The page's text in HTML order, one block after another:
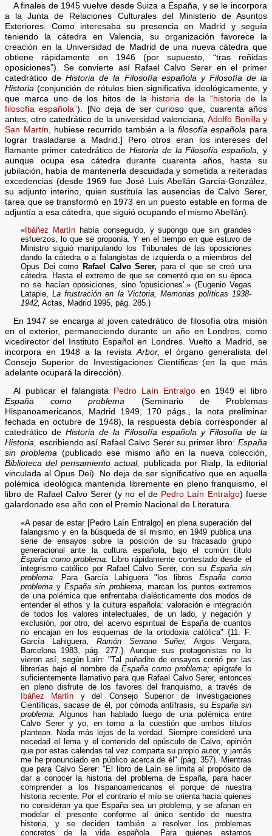
A finales de 1945 vuelve desde Suiza a España, y se le incorpora
a la Junta de Relaciones Culturales del Ministerio de Asuntos
Exteriores. Como interesaba su presencia en Madrid y seguía
teniendo la cátedra en Valencia, su organización favorece la
creación en la Universidad de Madrid de una nueva cátedra que
obtiene rápidamente en 1946 (por supuesto, “tras reñidas
oposiciones”). Se convierte así Rafael Calvo Serer en el primer
catedrático deHistoria de la Filosofía española y Filosofía de la
Historia (conjunción de rótulos bien significativa ideológicamente, y
que marca uno de los hitos de la historia de la “historia de la
filosofía española”). [No deja de ser curioso que, cuarenta años
antes, otro catedrático de la universidad valenciana,Adolfo Bonilla y
San Martín,
hubiese recurrido también a lafilosofía española para
lograr trasladarse a Madrid.] Pero otros eran los intereses del
flamante primer catedrático deHistoria de la Filosofía española,
y
aunque ocupa esa cátedra durante cuarenta años, hasta su
jubilación, había de mantenerla descuidada y sometida a reiteradas
excedencias (desde 1969 fue José Luis Abellán García-González,
su adjunto interino, quien sustituía las ausencias de Calvo Serer,
tarea que se transformó en 1973 en un puesto estable en forma de
adjuntía a esa cátedra, que siguió ocupando el mismo Abellán).
«Ibáñez Martínhabía conseguido, y supongo que sin grandes
esfuerzos, lo que se proponía. Y en el tiempo en que estuvo de
Ministro siguió manipulando los Tribunales de las oposiciones
dando la cátedra o a falangistas de izquierda o a miembros del
Opus Dei como Rafael Calvo Serer, para el que se creó una
cátedra. Hasta el extremo de que se comentó que en su época
no se hacían oposiciones, sino 'opusiciones'.» (Eugenio Vegas
Latapie,La frustración en la Victoria, Memorias políticas 1938-
1942, Actas, Madrid 1995, pág. 285.)
En 1947 se encarga al joven catedrático de filosofía otra misión
en el exterior, permaneciendo durante un año en Londres, como
vicedirector del Instituto Español en Londres. Vuelto a Madrid, se
incorpora en 1948 a la revista Arbor,
el órgano generalista del
Consejo Superior de Investigaciones Científicas (en la que más
adelante ocupará la dirección).
Al publicar el falangista Pedro Laín Entralgo en 1949 el libro
España como problema (Seminario de Problemas
Hispanoamericanos, Madrid 1949, 170 págs., la nota preliminar
fechada en octubre de 1948), la respuesta debía corresponder al
catedrático deHistoria de la Filosofía española y Filosofía de la
Historia, escribiendo así Rafael Calvo Serer su primer libro: España
sin problema(publicado ese mismo año en la nueva colección,
Biblioteca del pensamiento actual, publicada por Rialp, la editorial
vinculada al Opus Dei). No deja de ser significativo que en aquella
polémica ideológica mantenida libremente en pleno franquismo, el
libro de Rafael Calvo Serer (y no el de Pedro Laín Entralgo) fuese
galardonado ese año con el Premio Nacional de Literatura.
«A pesar de estar [Pedro Laín Entralgo] en plena superación del
falangismo y en la búsqueda de sí mismo, en 1949 publica una
serie de ensayos sobre la posición de su fracasado grupo
generacional ante la cultura española, bajo el común título
España como problema.
Libro rápidamente contestado desde el
integrismo católico por Rafael Calvo Serer, con su España sin
problema.
Para García Lahiguera "los libros España como
problemayEspaña sin problema, marcan los puntos extremos
de una polémica que enfrentaba dialécticamente dos modos de
entender el ethos y la cultura española: valoración e integración
de todos los valores intelectuales, de un lado, y negación y
exclusión, por otro, del acervo espiritual de España de cuantos
no encajan en los esquemas de la ortodoxia católica" {11. F.
García Lahiguera, Ramón Serrano Suñer,
Argos Vergara,
Barcelona 1983, pág. 277.}. Aunque sus protagonistas no lo
vieron así, según Laín: "Tal puñadito de ensayos corrió por las
librerías bajo el nombre deEspaña como problema; epígrafe lo
suficientemente llamativo para que Rafael Calvo Serer, entonces
en pleno disfrute de los favores del franquismo, a través de
Ibáñez Martín y del Consejo Superior de Investigaciones
Científicas, sacase de él, por cómoda antífrasis, su España sin
problema. Algunos han hablado luego de una polémica entre
Calvo Serer y yo, en torno a la cuestión que ambos títulos
plantean. Nada más lejos de la verdad. Siempre consideré una
necedad el lema y el contenido del opúsculo de Calvo, opinión
que por estas calendas tal vez comparta su propio autor, y jamás
me he pronunciado en público acerca de él" (pág. 357). Mientras
que para Calvo Serer: "El libro de Laín se limita al propósito de
dar a conocer la historia del problema de España, para hacer
comprender a los hispanoamericanos el porque de nuestra
historia reciente. Por el contrario el mío se orienta hacia quienes
no consideran ya que España sea un problema, y se afanan en
modelar el presente conforme al único sentido de nuestra
historia, y se deciden también a resolver los problemas
concretos de la vida española. Para quienes estamos